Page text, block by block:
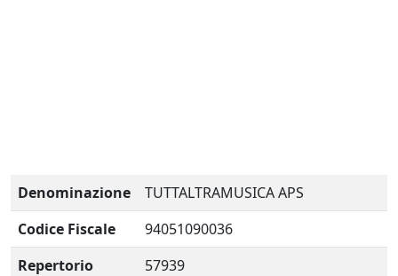
Denominazione
TUTTALTRAMUSICA APS
Codice Fiscale
94051090036
Repertorio
57939